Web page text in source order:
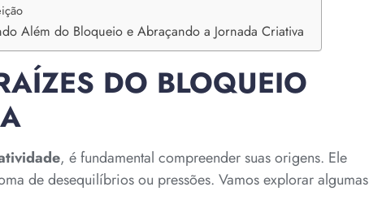
Além do Bloqueio e Abraçando a Jornada Criativa
DO BLOQUEIO
, é fundamental compreender suas origens. Ele
de desequilíbrios ou pressões. Vamos explorar algumas